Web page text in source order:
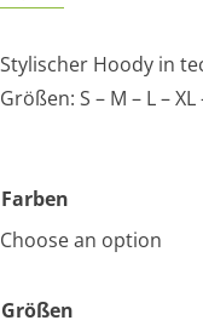
Stylischer Hoody in
Größen: S – M – L – XL
Farben
Größen